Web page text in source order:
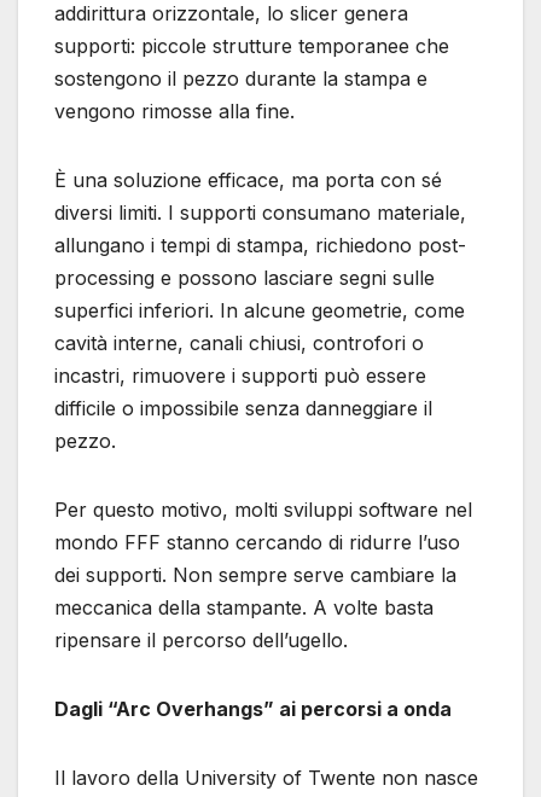
addirittura orizzontale, lo slicer genera
supporti: piccole strutture temporanee che
sostengono il pezzo durante la stampa e
vengono rimosse alla fine.
È una soluzione efficace, ma porta con sé
diversi limiti. I supporti consumano materiale,
allungano i tempi di stampa, richiedono post-
processing e possono lasciare segni sulle
superfici inferiori. In alcune geometrie, come
cavità interne, canali chiusi, controfori o
incastri, rimuovere i supporti può essere
difficile o impossibile senza danneggiare il
pezzo.
Per questo motivo, molti sviluppi software nel
mondo FFF stanno cercando di ridurre l’uso
dei supporti. Non sempre serve cambiare la
meccanica della stampante. A volte basta
ripensare il percorso dell’ugello.
Dagli “Arc Overhangs” ai percorsi a onda
Il lavoro della University of Twente non nasce